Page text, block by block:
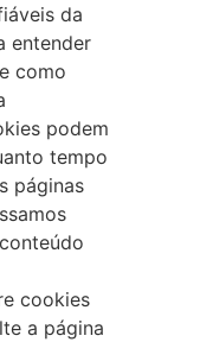
da
entender
como
podem
tempo
páginas
cookies
a página